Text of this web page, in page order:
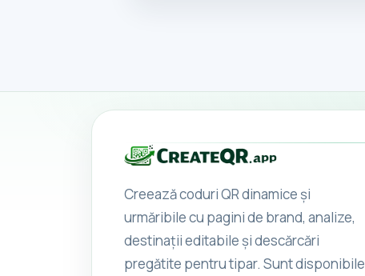
Creează coduri QR dinamice și
urmăribile cu pagini de brand, analize,
destinații editabile și descărcări
pregătite pentru tipar. Sunt disponibile